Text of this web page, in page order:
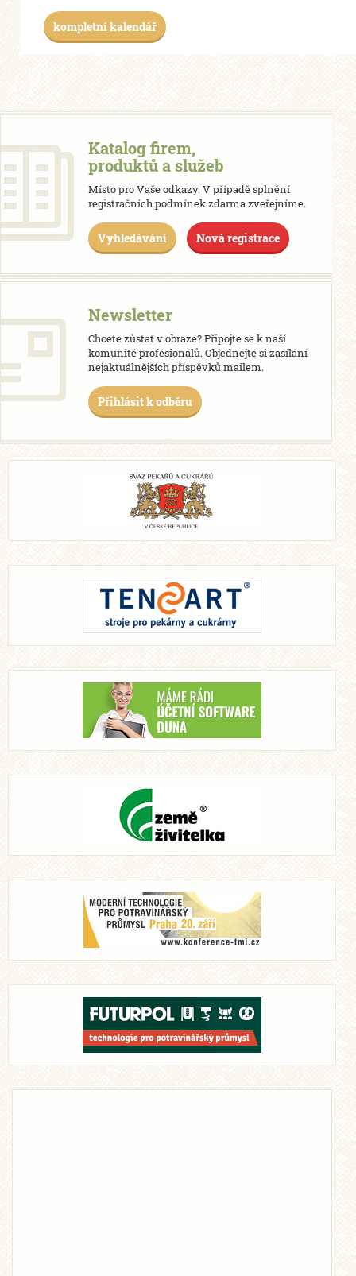
kompletní kalendář
Katalog firem,
produktů a služeb
Místo pro Vaše odkazy. V případě splnění
registračních podmínek zdarma zveřejníme.
Vyhledávání Nová registrace
Newsletter
Chcete zůstat v obraze? Připojte se k naší
komunitě profesionálů. Objednejte si zasílání
nejaktuálnějších příspěvků mailem.
Přihlásit k odběru